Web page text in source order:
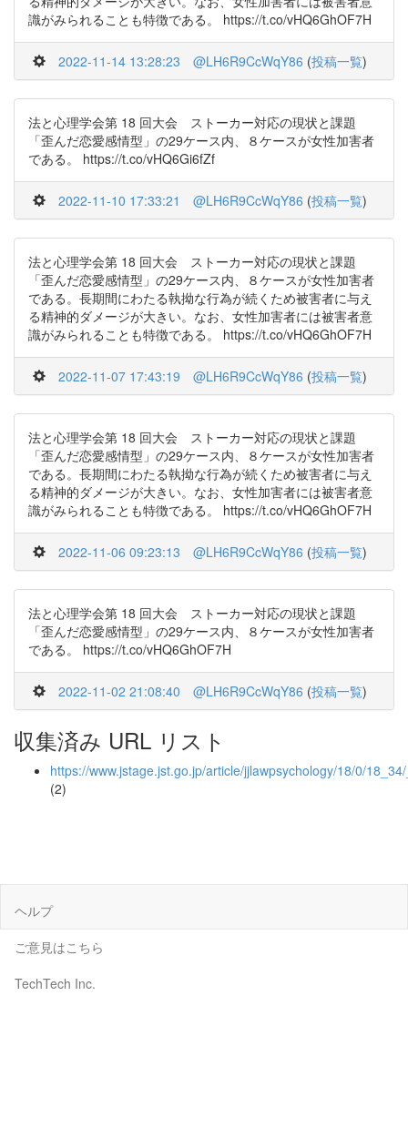
識がみられることも特徴である。 https://t.co/vHQ6GhOF7H
2022-11-14 13:28:23 @LH6R9CcWqY86 (投稿一覧)
法と心理学会第 18 回大会 ストーカー対応の現状と課題
「歪んだ恋愛感情型」の29ケース内、８ケースが女性加害者
である。 https://t.co/vHQ6Gi6fZf
2022-11-10 17:33:21 @LH6R9CcWqY86 (投稿一覧)
法と心理学会第 18 回大会 ストーカー対応の現状と課題
「歪んだ恋愛感情型」の29ケース内、８ケースが女性加害者
である。長期間にわたる執拗な行為が続くため被害者に与え
る精神的ダメージが大きい。なお、女性加害者には被害者意
識がみられることも特徴である。 https://t.co/vHQ6GhOF7H
2022-11-07 17:43:19 @LH6R9CcWqY86 (投稿一覧)
法と心理学会第 18 回大会 ストーカー対応の現状と課題
「歪んだ恋愛感情型」の29ケース内、８ケースが女性加害者
である。長期間にわたる執拗な行為が続くため被害者に与え
る精神的ダメージが大きい。なお、女性加害者には被害者意
識がみられることも特徴である。 https://t.co/vHQ6GhOF7H
2022-11-06 09:23:13 @LH6R9CcWqY86 (投稿一覧)
法と心理学会第 18 回大会 ストーカー対応の現状と課題
「歪んだ恋愛感情型」の29ケース内、８ケースが女性加害者
である。 https://t.co/vHQ6GhOF7H
2022-11-02 21:08:40 @LH6R9CcWqY86 (投稿一覧)
収集済み URL リスト
https://www.jstage.jst.go.jp/article/jjlawpsychology/18/0/
(2)
ヘルプ
ご意見はこちら
TechTech Inc.